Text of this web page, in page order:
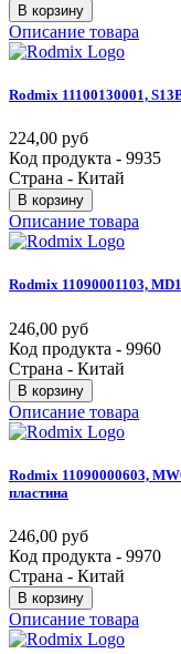
В корзину
Описание товара
Rodmix 11100130001,
224,00 руб
Код продукта - 9935
Страна - Китай
В корзину
Описание товара
Rodmix 11090001103,
246,00 руб
Код продукта - 9960
Страна - Китай
В корзину
Описание товара
Rodmix 11090000603,
пластина
246,00 руб
Код продукта - 9970
Страна - Китай
В корзину
Описание товара